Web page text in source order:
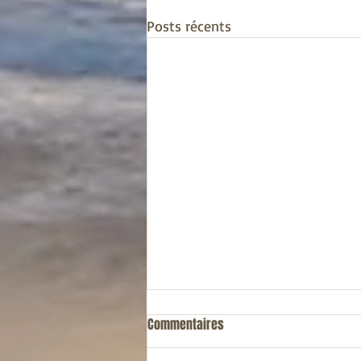
Posts récents
Pourquoi être végétarien?
Chers amis, je vais aborder un sujet
Commentaires